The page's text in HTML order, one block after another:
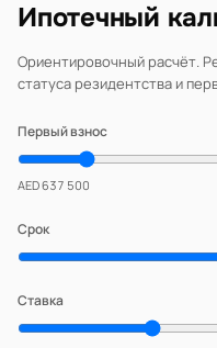
Ипотечный
Ориентировочный расчёт.
статуса резидентства и
Первый взнос
AED 637 500
Срок
Ставка